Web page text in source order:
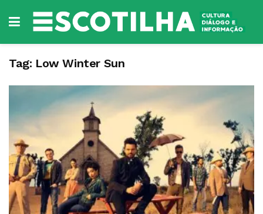
Tag: Low Winter Sun